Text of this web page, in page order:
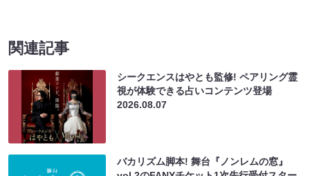
関連記事
シークエンスはやとも監修! ペアリング霊
視が体験できる占いコンテンツ登場
2026.08.07
バカリズム脚本! 舞台『ノンレムの窓』